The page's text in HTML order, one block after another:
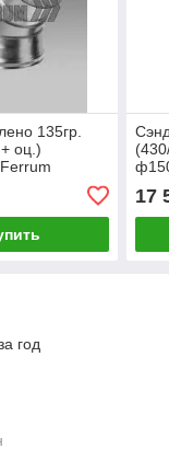
135гр.
оц.)
17
год